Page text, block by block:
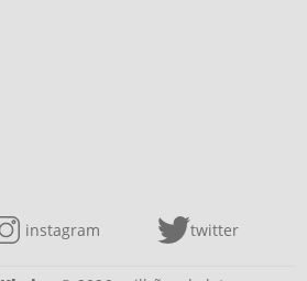
instagram twitter